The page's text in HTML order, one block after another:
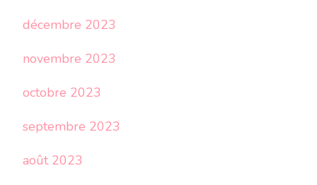
décembre 2023
novembre 2023
octobre 2023
septembre 2023
août 2023